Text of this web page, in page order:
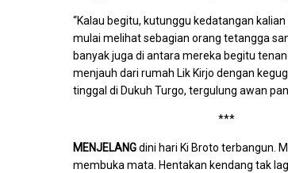
“Kalau begitu, kutunggu kedatangan
mulai melihat sebagian orang tetangga
banyak juga di antara mereka begitu
menjauh dari rumah Lik Kirjo dengan
tinggal di Dukuh Turgo, tergulung awan
***
MENJELANGdini hari Ki Broto terbangun.
membuka mata. Hentakan kendang tak